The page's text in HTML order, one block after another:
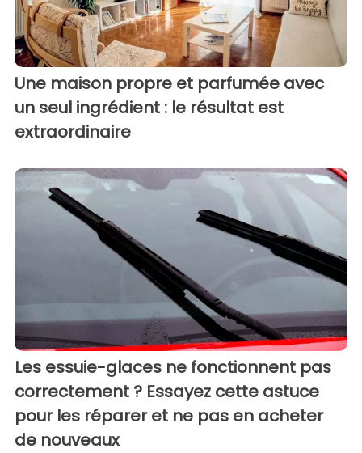
Une maison propre et parfumée avec
un seul ingrédient : le résultat est
extraordinaire
Les essuie-glaces ne fonctionnent pas
correctement ? Essayez cette astuce
pour les réparer et ne pas en acheter
de nouveaux